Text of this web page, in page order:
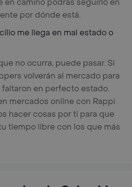
en camino podrás seguirlo en
por dónde está.
me llega en mal estado o
no ocurra, puede pasar. Si
volverán al mercado para
en perfecto estado.
mercados online con Rappi
hacer cosas por ti para que
tiempo libre con los que más